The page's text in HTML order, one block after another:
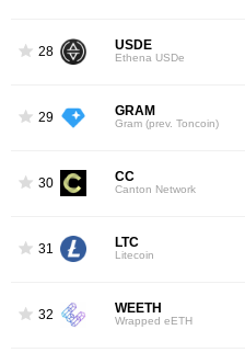
28 USDE
Ethena USDe
29 GRAM
Gram (prev. Toncoin)
30 CC
Canton Network
31 LTC
Litecoin
32 WEETH
Wrapped eETH